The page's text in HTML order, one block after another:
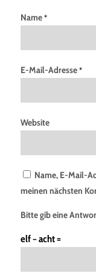
Name*
E-Mail-Adresse*
Website
Name, E-Mail-
meinen nächsten
Bitte gib eine
elf − acht =